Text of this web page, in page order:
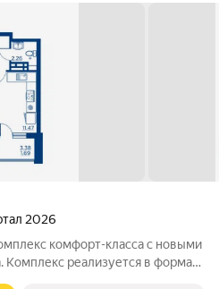
2026
комфoрт-клaсcа c новыми
Комплекс pеализуетcя в фopмaтe